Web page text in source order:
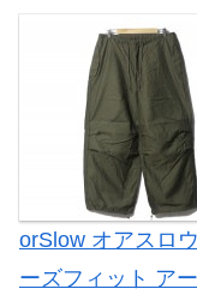
orSlow オアスロ
ーズフィット ア